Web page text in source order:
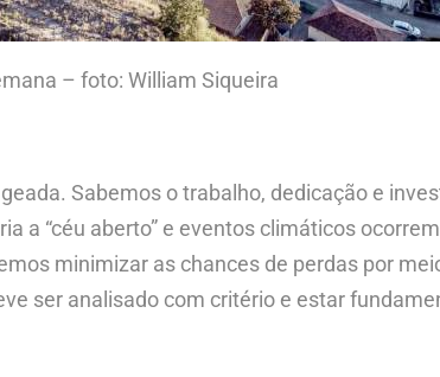
– foto: William Siqueira
Sabemos o trabalho, dedicação e
a “céu aberto” e eventos climáticos
minimizar as chances de perdas por
ser analisado com critério e estar